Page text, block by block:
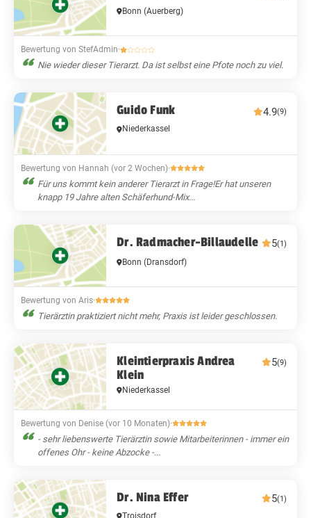
Bonn(Auerberg)
Bewertung von StefAdmin·
Nie wieder dieser Tierarzt. Da ist selbst eine Pfote noch zu viel.
Guido Funk 4.9(9)
Niederkassel
Bewertung von Hannah (vor 2 Wochen)·
Für uns kommt kein anderer Tierarzt in Frage!Er hat unseren
knapp 19 Jahre alten Schäferhund-Mix...
Dr. Radmacher-Billaudelle 5(1)
Bonn(Dransdorf)
Bewertung von Aris·
Tierärztin praktiziert nicht mehr, Praxis ist leider geschlossen.
Kleintierpraxis Andrea
Klein
5(9)
Niederkassel
Bewertung von Denise (vor 10 Monaten)·
- sehr liebenswerte Tierärztin sowie Mitarbeiterinnen - immer ein
offenes Ohr - keine Abzocke -...
Dr. Nina Effer 5(1)
Troisdorf